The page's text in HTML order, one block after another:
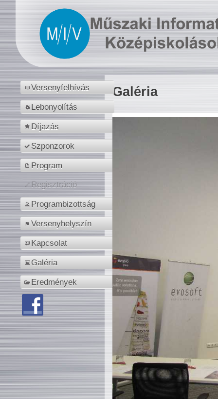
Versenyfelhívás
Lebonyolítás
Díjazás
Szponzorok
Program
Regisztráció
Programbizottság
Versenyhelyszín
Kapcsolat
Galéria
Eredmények
Galéria